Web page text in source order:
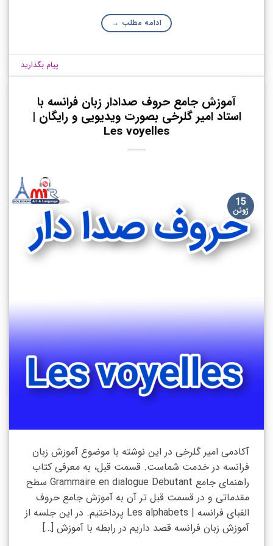
ادامه مطلب →
پیام بگذارید
آموزش جامع حروف صدادار زبان فرانسه با
استاد امیر گلرخی بصورت ویدیویی و رایگان |
Les voyelles
15
ژوئن
آکادمی امیر گلرخی در این نوشته با موضوع آموزش زبان
فرانسه در خدمت شماست. قسمت قبل، به معرفی کتاب
راهنمای جامع Grammaire en dialogue Debutant سطح
مقدماتی و در قسمت قبل تر آن به آموزش جامع حروف
الفبای فرانسه | Les alphabets پرداختیم. در این جلسه از
آموزش زبان فرانسه قصد داریم در رابطه با آموزش […]